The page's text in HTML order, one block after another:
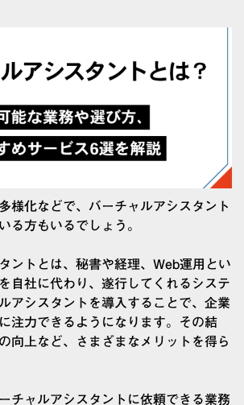
様化などで、バーチャルアシスタント
る方もいるでしょう。
ントとは、秘書や経理、Web運用とい
自社に代わり、遂行してくれるシステ
アシスタントを導入することで、企業
注力できるようになります。その結
向上など、さまざまなメリットを得ら
チャルアシスタントに依頼できる業務